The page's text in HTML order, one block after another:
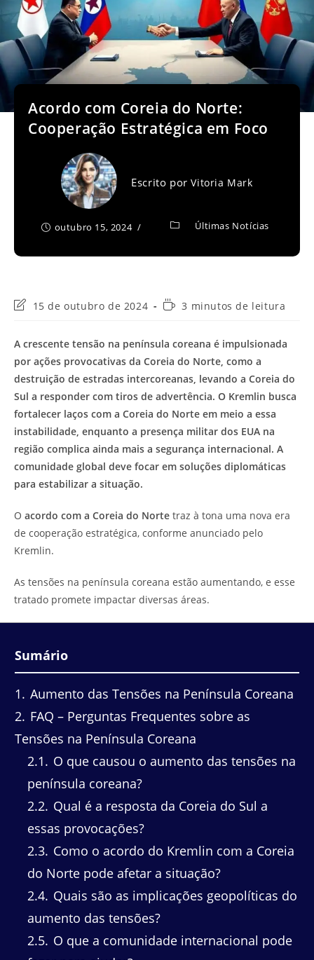
Acordo com Coreia do Norte:
Cooperação Estratégica em Foco
Escrito porVitoria Mark
outubro 15, 2024 Últimas Notícias
Última
post:
15 de outubro de 2024
Tempo3 minutos de leitura
A crescente tensão na península coreana é impulsionada
por ações provocativas da Coreia do Norte, como a
destruição de estradas intercoreanas, levando a Coreia do
Sul a responder com tiros de advertência. O Kremlin busca
fortalecer laços com a Coreia do Norte em meio a essa
instabilidade, enquanto a presença militar dos EUA na
região complica ainda mais a segurança internacional. A
comunidade global deve focar em soluções diplomáticas
para estabilizar a situação.
O acordo com a Coreia do Norte traz à tona uma nova era
de cooperação estratégica, conforme anunciado pelo
Kremlin.
As tensões na península coreana estão aumentando, e esse
tratado promete impactar diversas áreas.
Sumário
1
Aumento das Tensões na Península Coreana
2 FAQ – Perguntas Frequentes sobre as
Tensões na Península Coreana
2.1
O que causou o aumento das tensões na
península coreana?
2.2 Qual é a resposta da Coreia do Sul a
essas provocações?
2.3 Como o acordo do Kremlin com a Coreia
do Norte pode afetar a situação?
2.4 Quais são as implicações geopolíticas do
aumento das tensões?
2.5 O que a comunidade internacional pode